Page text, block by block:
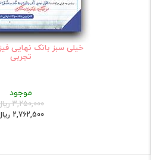
خیلی سبز بانک نهایی
تجربی
موجود
3,250,000 ریال
2,762,500 ریال